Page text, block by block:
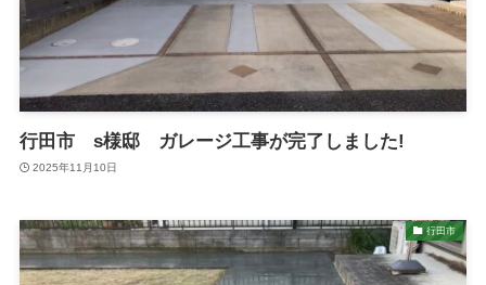
行田市 s様邸 ガレージ工事が完了しました!
2025年11月10日
行田市